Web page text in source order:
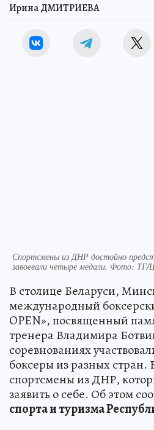
Ирина ДМИТРИЕВА
Спортсмены из ДНР достойно
завоевали четыре медали. Фото: ТГ/
В столице Беларуси,
международный
OPEN», посвященный
тренера Владимира
соревнованиях
боксеры из разных стран.
спортсмены из ДНР,
заявить о себе. Об этом
спорта и туризма